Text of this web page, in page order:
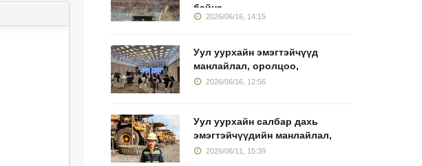
байна
2026/06/16, 14:15
Уул уурхайн эмэгтэйчүүд
манлайлал, оролцоо,
2026/06/16, 12:56
Уул уурхайн салбар дахь
эмэгтэйчүүдийн манлайлал,
2026/06/11, 15:39